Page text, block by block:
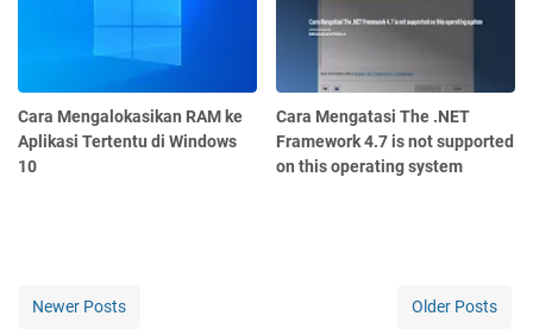
Cara Mengalokasikan RAM ke
Aplikasi Tertentu di Windows
10
Cara Mengatasi The .NET
Framework 4.7 is not supported
on this operating system
Newer Posts Older Posts